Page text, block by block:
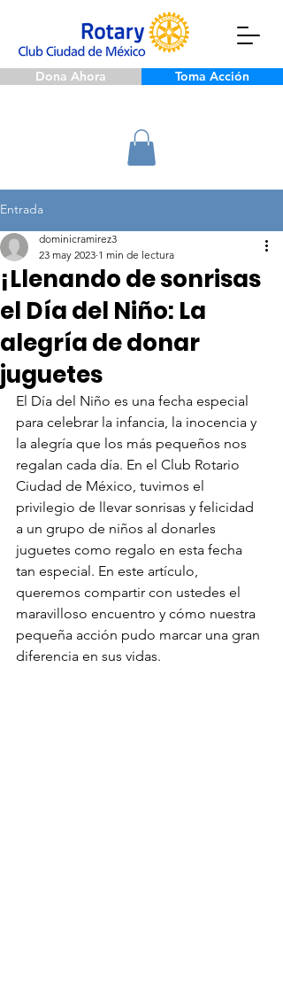
Dona Ahora Toma Acción
Entrada
¡Llenando de sonrisas
el Día del Niño: La
alegría de donar
juguetes
dominicramirez3
23 may 2023 1 min de lectura
El Día del Niño es una fecha especial
para celebrar la infancia, la inocencia y
la alegría que los más pequeños nos
regalan cada día. En el Club Rotario
Ciudad de México, tuvimos el
privilegio de llevar sonrisas y felicidad
a un grupo de niños al donarles
juguetes como regalo en esta fecha
tan especial. En este artículo,
queremos compartir con ustedes el
maravilloso encuentro y cómo nuestra
pequeña acción pudo marcar una gran
diferencia en sus vidas.